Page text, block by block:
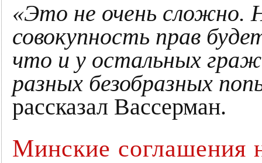
«Это не очень сложно.
совокупность прав
что и у остальных
разных безобразных
рассказал Вассерман.
Минские соглашения